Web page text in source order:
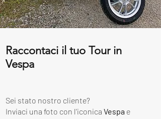
Raccontaci il tuo Tour in
Vespa
Sei stato nostro cliente?
Inviaci una foto con l'iconica Vespa e